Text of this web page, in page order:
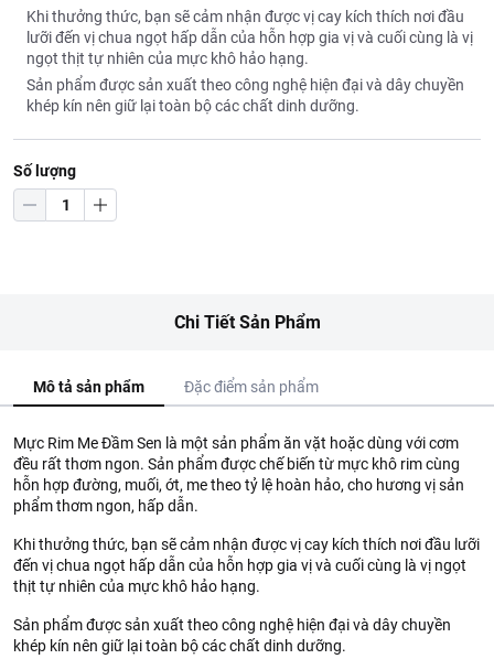
Khi thưởng thức, bạn sẽ cảm nhận được vị cay kích thích nơi đầu
lưỡi đến vị chua ngọt hấp dẫn của hỗn hợp gia vị và cuối cùng là vị
ngọt thịt tự nhiên của mực khô hảo hạng.
Sản phẩm được sản xuất theo công nghệ hiện đại và dây chuyền
khép kín nên giữ lại toàn bộ các chất dinh dưỡng.
Số lượng
Chi Tiết Sản Phẩm
Mô tả sản phẩm Đặc điểm sản phẩm
Mực Rim Me Đầm Sen là một sản phẩm ăn vặt hoặc dùng với cơm
đều rất thơm ngon. Sản phẩm được chế biến từ mực khô rim cùng
hỗn hợp đường, muối, ớt, me theo tỷ lệ hoàn hảo, cho hương vị sản
phẩm thơm ngon, hấp dẫn.
Khi thưởng thức, bạn sẽ cảm nhận được vị cay kích thích nơi đầu lưỡi
đến vị chua ngọt hấp dẫn của hỗn hợp gia vị và cuối cùng là vị ngọt
thịt tự nhiên của mực khô hảo hạng.
Sản phẩm được sản xuất theo công nghệ hiện đại và dây chuyền
khép kín nên giữ lại toàn bộ các chất dinh dưỡng.